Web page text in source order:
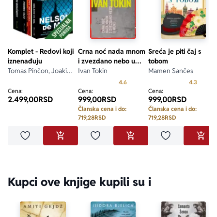
njegovom pripovedačkom umeću. Ovaj snažni i vešto
pisani roman ne ispušta se iz ruku do samog
kraja.“ Entertainment Weekly
Komplet - Redovi koji
iznenađuju
Tomas Pinčon, Joakim
Mark Gudmen
Cena:
2.499,00RSD
Dodaj u omiljeneDODAJ U KORPU
Crna noć nada mnom
i zvezdano nebo u
meni
Ivan Tokin
4.6Prosecna ocena je 4.6 od 5
Cena:
999,00RSD
Članska cena i do:
719,28RSD
Dodaj u omiljeneDODAJ U KORPU
Sreća je piti čaj s
tobom
Mamen Sančes
4.3
Cena:
999,00RSD
Članska cena i do:
719,28RSD
Dodaj u
Kupci ove knjige kupili su i